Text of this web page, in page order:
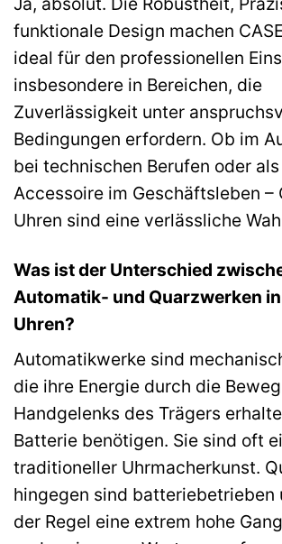
funktionale Design machen
ideal für den professionellen
insbesondere in Bereichen, die
Zuverlässigkeit unter
Bedingungen erfordern. Ob im
bei technischen Berufen oder
Accessoire im Geschäftsleben –
Uhren sind eine verlässliche
Was ist der Unterschied
Automatik- und Quarzwerken in
Uhren?
Automatikwerke sind
die ihre Energie durch die
Handgelenks des Trägers
Batterie benötigen. Sie sind oft
traditioneller Uhrmacherkunst.
hingegen sind batteriebetrieben
der Regel eine extrem hohe